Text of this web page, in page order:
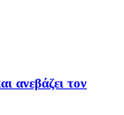
ανεβάζει τον